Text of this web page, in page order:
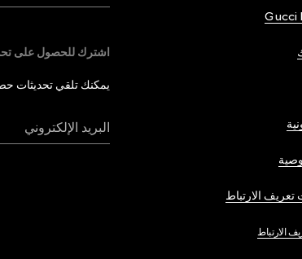
Gucci
الارتباط
الارتباط
اشترك للحصول على
يمكنك تلقي تحديثات
البريد الإلكتروني